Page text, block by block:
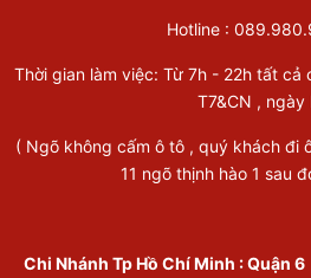
Hotline :
Thời gian làm việc: Từ 7h - 22h tất
T7&CN , ngày
( Ngõ không cấm ô tô , quý khách đi
11 ngõ thịnh hào 1 sau
Chi Nhánh Tp Hồ Chí Minh :Quận 6